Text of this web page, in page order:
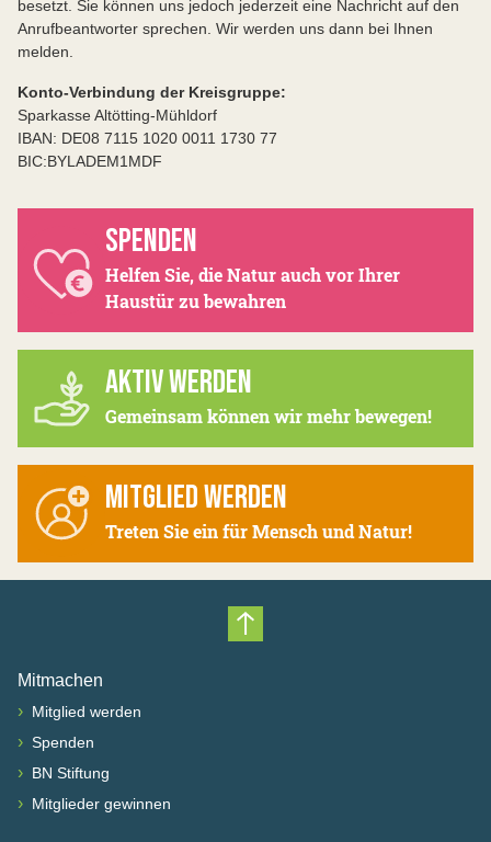
besetzt. Sie können uns jedoch jederzeit eine Nachricht auf den
Anrufbeantworter sprechen. Wir werden uns dann bei Ihnen
melden.
Konto-Verbindung der Kreisgruppe:
Sparkasse Altötting-Mühldorf
IBAN: DE08 7115 1020 0011 1730 77
BIC:BYLADEM1MDF
SPENDEN
Helfen Sie, die Natur auch vor Ihrer
Haustür zu bewahren
AKTIV WERDEN
Gemeinsam können wir mehr bewegen!
MITGLIED WERDEN
Treten Sie ein für Mensch und Natur!
Nach oben scrollen
Mitmachen
› Mitglied werden
› Spenden
› BN Stiftung
› Mitglieder gewinnen